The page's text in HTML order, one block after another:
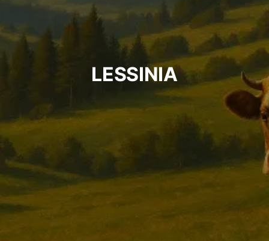
LESSINIA